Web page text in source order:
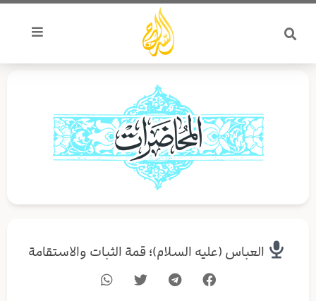
تخطي
المحتوى
العباس (عليه السلام)؛ قمة الثبات والاستقامة